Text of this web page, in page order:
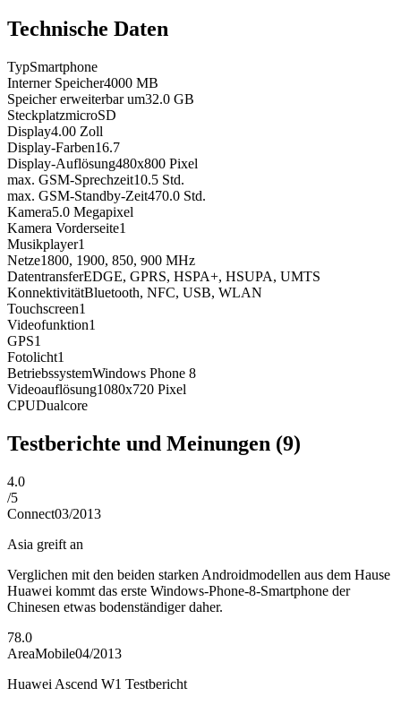
Technische Daten
TypSmartphone
Interner Speicher4000 MB
Speicher erweiterbar um32.0 GB
SteckplatzmicroSD
Display4.00 Zoll
Display-Farben16.7
Display-Auflösung480x800 Pixel
max. GSM-Sprechzeit10.5 Std.
max. GSM-Standby-Zeit470.0 Std.
Kamera5.0 Megapixel
Kamera Vorderseite1
Musikplayer1
Netze1800, 1900, 850, 900 MHz
DatentransferEDGE, GPRS, HSPA+, HSUPA, UMTS
KonnektivitätBluetooth, NFC, USB, WLAN
Touchscreen1
Videofunktion1
GPS1
Fotolicht1
BetriebssystemWindows Phone 8
Videoauflösung1080x720 Pixel
CPUDualcore
Testberichte und Meinungen (9)
4.0
/5
Connect03/2013
Asia greift an
Verglichen mit den beiden starken Androidmodellen aus dem Hause
Huawei kommt das erste Windows-Phone-8-Smartphone der
Chinesen etwas bodenständiger daher.
78.0
AreaMobile04/2013
Huawei Ascend W1 Testbericht